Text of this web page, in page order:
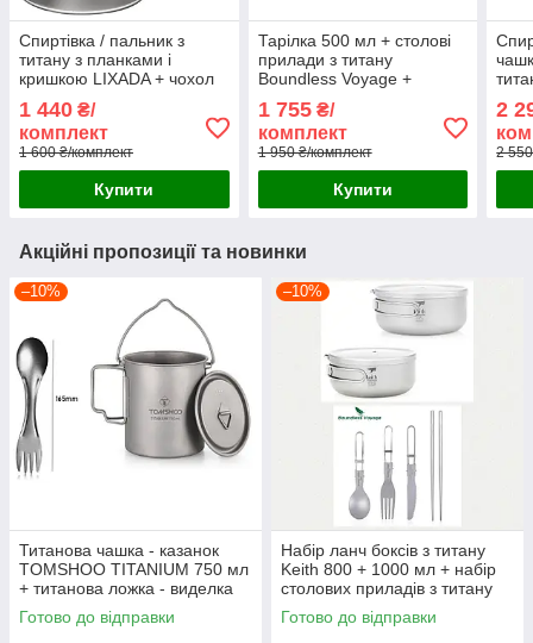
Спиртівка / пальник з
титану з планками і
кришкою LIXADA + чохол
1 440 ₴/
комплект
1 600 ₴/комплект
Купити
Тарілка 500 мл + столові
прилади з титану
Boundless Voyage +
1 755₴/
комплект
1 950 ₴/комплект
Купити
2
2
Акційні пропозиції та новинки
–10%
Титанова чашка - казанок
TOMSHOO ТITANIUM 750 мл
+ титанова ложка - виделка
Готово до відправки
–10%
Набір ланч боксів з титану
Keith 800 + 1000 мл + набір
столових приладів з титану
Готово до відправки